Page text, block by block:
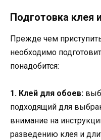
Подготовка клея
Прежде чем
необходимо
понадобится:
1. Клей для обоев:
подходящий для
внимание на
разведению клея и